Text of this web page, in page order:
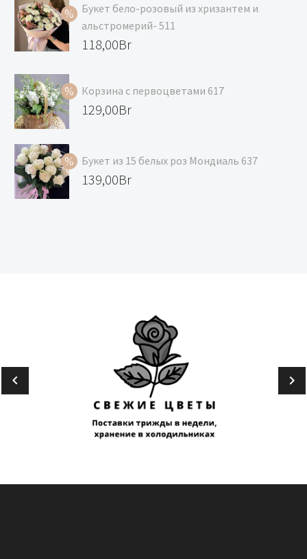
Букет бело-розовый из хризантем и
альстромерий- 511
Первоначальная
составляла
129,00Br.
118,00Br
цена:
118,00Br.
Корзина с первоцветами 617
Первоначальная
139,00Br.
129,00Br
129,00Br.
Букет из 15 белых роз Мондиаль 637
Первоначальная
139,00Br